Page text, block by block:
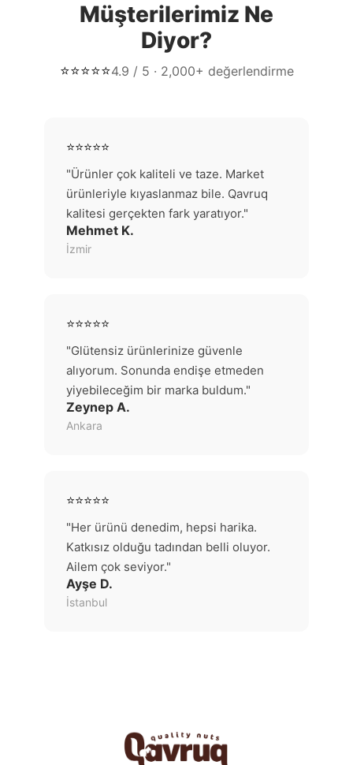
Müşterilerimiz Ne
Diyor?
⭐⭐⭐⭐⭐4.9 / 5 · 2,000+ değerlendirme
⭐⭐⭐⭐⭐
"Ürünler çok kaliteli ve taze. Market
ürünleriyle kıyaslanmaz bile. Qavruq
kalitesi gerçekten fark yaratıyor."
Mehmet K.
İzmir
⭐⭐⭐⭐⭐
"Glütensiz ürünlerinize güvenle
alıyorum. Sonunda endişe etmeden
yiyebileceğim bir marka buldum."
Zeynep A.
Ankara
⭐⭐⭐⭐⭐
"Her ürünü denedim, hepsi harika.
Katkısız olduğu tadından belli oluyor.
Ailem çok seviyor."
Ayşe D.
İstanbul